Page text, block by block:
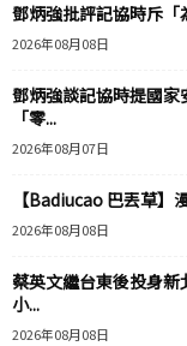
鄧炳強批評記協時斥
2026年08月08日
鄧炳強談記協時提國
「零...
2026年08月07日
【Badiucao 巴丟草】
2026年08月08日
蔡英文繼台東後投身
小...
2026年08月08日